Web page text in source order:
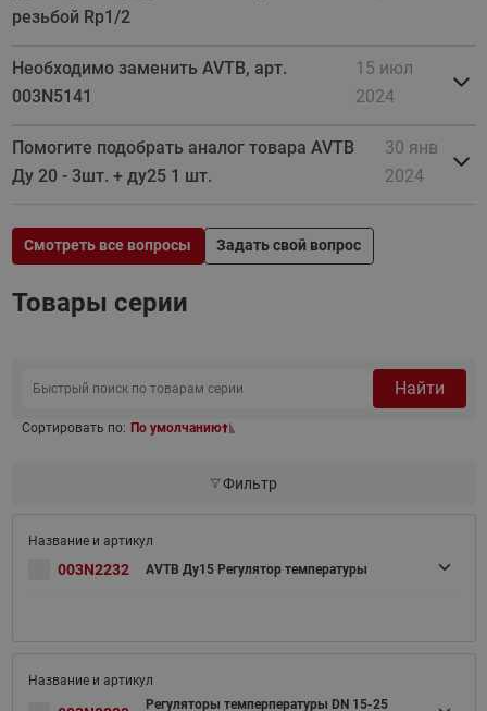
резьбой Rp1/2
Необходимо заменить AVTB, арт.
003N5141
15 июл
2024
Помогите подобрать аналог товара AVTB
Ду 20 - 3шт. + ду25 1 шт.
30 янв
2024
Смотреть все вопросы Задать свой вопрос
Товары серии
Найти
Сортировать по: По умолчанию
Фильтр
003N2232 AVTB Ду15 Регулятор температуры
Регуляторы темперпературы DN 15-25